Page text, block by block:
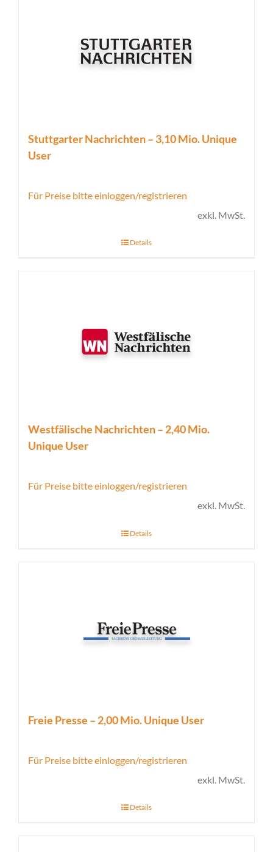
Stuttgarter Nachrichten – 3,10 Mio. Unique
User
Für Preise bitte einloggen/registrieren
exkl. MwSt.
Details
Westfälische Nachrichten – 2,40 Mio.
Unique User
Für Preise bitte einloggen/registrieren
exkl. MwSt.
Details
Freie Presse – 2,00 Mio. Unique User
Für Preise bitte einloggen/registrieren
exkl. MwSt.
Details